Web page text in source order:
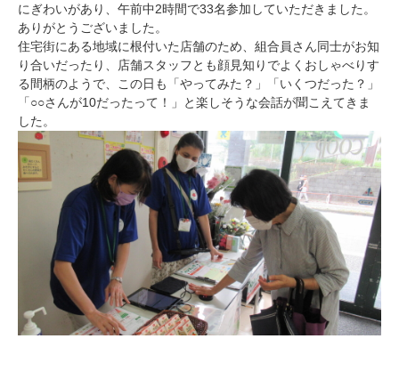
にぎわいがあり、午前中2時間で33名参加していただきました。
ありがとうございました。
住宅街にある地域に根付いた店舗のため、組合員さん同士がお知
り合いだったり、店舗スタッフとも顔見知りでよくおしゃべりす
る間柄のようで、この日も「やってみた？」「いくつだった？」
「○○さんが10だったって！」と楽しそうな会話が聞こえてきま
した。